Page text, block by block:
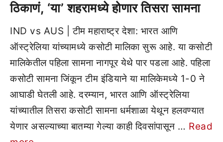
ठिकाणं, ‘या’ शहरामध्ये होणार तिसरा सामना
IND vs AUS | टीम महाराष्ट्र देशा: भारत आणि
ऑस्ट्रेलिया यांच्यामध्ये कसोटी मालिका सुरू आहे. या कसोटी
मालिकेतील पहिला सामना नागपूर येथे पार पडला आहे. पहिला
कसोटी सामना जिंकून टीम इंडियाने या मालिकेमध्ये 1-0 ने
आघाडी घेतली आहे. दरम्यान, भारत आणि ऑस्ट्रेलिया
यांच्यातील तिसरा कसोटी सामना धर्मशाळा येथून हलवण्यात
येणार असल्याच्या बातम्या गेल्या काही दिवसांपासून … Read